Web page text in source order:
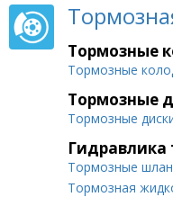
Тормозные
Тормозные
Тормозные
Тормозные
Тормозные
Тормозная